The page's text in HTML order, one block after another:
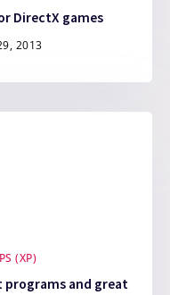
DirectX games
2013
(XP)
programs and great